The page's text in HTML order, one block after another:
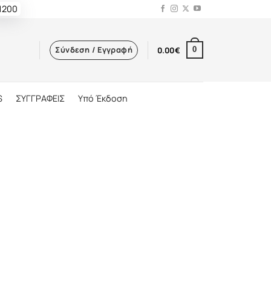
Σύνδεση / Εγγραφή 0.00€ 0
ΣΥΓΓΡΑΦΕΙΣ Υπό Έκδοση